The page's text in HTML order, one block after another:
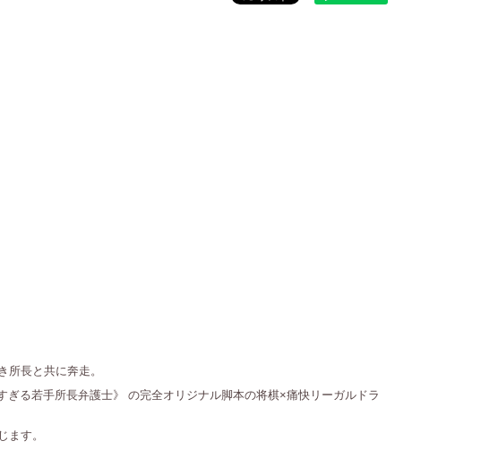
長と共に奔走。
る若手所長弁護士》 の完全オリジナル脚本の将棋×痛快リーガルドラ
ます。